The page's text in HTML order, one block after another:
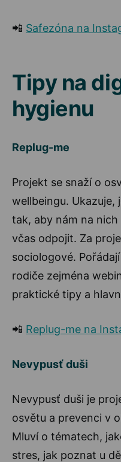
📲 Safezóna na
Tipy na
hygienu
Replug-me
Projekt se snaží o
wellbeingu. Ukazuje,
tak, aby nám na
včas odpojit. Za
sociologové.
rodiče zejména
praktické tipy a
📲 Replug-me na
Nevypusť duši
Nevypusť duši je
osvětu a prevenci v
Mluví o tématech,
stres, jak poznat u